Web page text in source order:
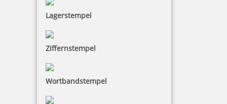
Lagerstempel
Ziffernstempel
Wortbandstempel